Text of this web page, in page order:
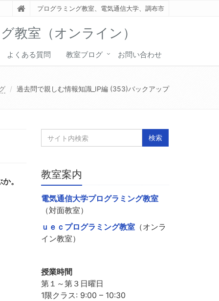
プログラミング教室、電気通信大学、調布市
教室（オンライン）
よくある質問 教室ブログ お問い合わせ
過去問で親しむ情報知識_IP編 (353)バックアップ
。
教室案内
電気通信大学プログラミング教室
（対面教室）
ｕｅｃプログラミング教室（オンラ
イン教室）
授業時間
第１～第３日曜日
1限クラス: 9:00 – 10:30